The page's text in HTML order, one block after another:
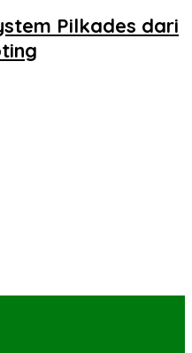
Pilkades dari